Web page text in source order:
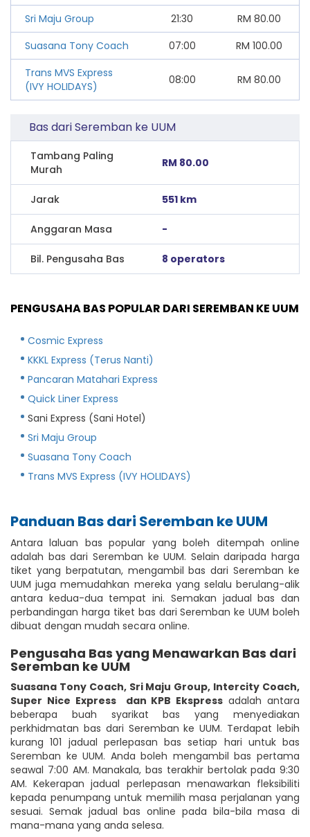
Sri Maju Group 21:30 RM 80.00
Suasana Tony Coach
07:00 RM 100.00
Trans MVS Express
(IVY HOLIDAYS)
08:00 RM 80.00
Bas dari Seremban ke UUM
Tambang Paling
Murah
RM 80.00
Jarak 551 km
Anggaran Masa -
Bil. Pengusaha Bas 8 operators
PENGUSAHA BAS POPULAR DARI SEREMBAN KE UUM
Cosmic Express
KKKL Express (Terus Nanti)
Pancaran Matahari Express
Quick Liner Express
Sani Express (Sani Hotel)
Sri Maju Group
Suasana Tony Coach
Trans MVS Express (IVY HOLIDAYS)
Panduan Bas dari Seremban ke UUM
Antara laluan bas popular yang boleh ditempah online
adalah bas dari Seremban ke UUM. Selain daripada harga
tiket yang berpatutan, mengambil bas dari Seremban ke
UUM juga memudahkan mereka yang selalu berulang-alik
antara kedua-dua tempat ini. Semakan jadual bas dan
perbandingan harga tiket bas dari Seremban ke UUM boleh
dibuat dengan mudah secara online.
Pengusaha Bas yang Menawarkan Bas dari
Seremban ke UUM
Suasana Tony Coach, Sri Maju Group, Intercity Coach,
Super Nice Express
dan KPB Ekspress adalah antara
beberapa buah syarikat bas yang menyediakan
perkhidmatan bas dari Seremban ke UUM. Terdapat lebih
kurang 101 jadual perlepasan bas setiap hari untuk bas
Seremban ke UUM. Anda boleh mengambil bas pertama
seawal 7:00 AM. Manakala, bas terakhir bertolak pada 9:30
AM. Kekerapan jadual perlepasan menawarkan fleksibiliti
kepada penumpang untuk memilih masa perjalanan yang
sesuai. Semak jadual bas online pada bila-bila masa di
mana-mana yang anda selesa.